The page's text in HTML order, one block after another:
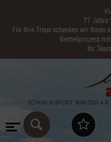
77 Jahre
Für Ihre Treue schenken wir Ihnen
Bestellprozess
Ihr
SCHUH & SPORT MARZINI